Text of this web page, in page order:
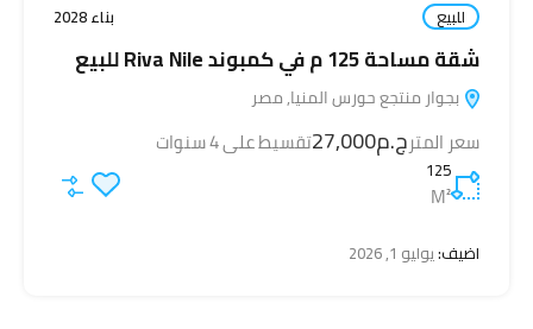
للبيع بناء 2028
شقة مساحة 125 م في كمبوند Riva Nile للبيع
بجوار منتجع حورس المنيا, مصر
سعر المترج.م27,000 تقسيط على 4 سنوات
125
M²
اضيف:يوليو 1, 2026